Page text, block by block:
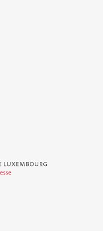
de Luxembourg - Service